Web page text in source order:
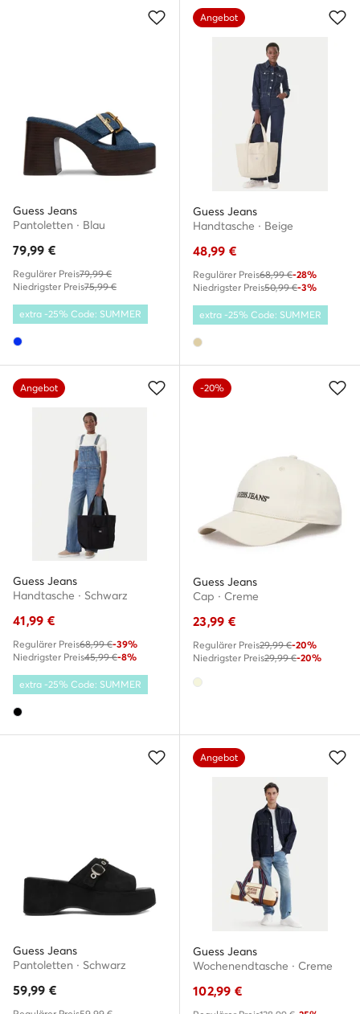
Guess Jeans
Pantoletten · Blau
79,99 €
Regulärer Preis79,99 €
Niedrigster Preis75,99 €
extra -25% Code: SUMMER
Angebot
Guess Jeans
Handtasche · Beige
48,99 €
Regulärer Preis68,99 €-28%
Niedrigster Preis50,99 €-3%
extra -25% Code: SUMMER
Angebot
Guess Jeans
Handtasche · Schwarz
41,99 €
Regulärer Preis68,99 €-39%
Niedrigster Preis45,99 €-8%
extra -25% Code: SUMMER
-20%
Guess Jeans
Cap · Creme
23,99 €
Regulärer Preis29,99 €-20%
Niedrigster Preis29,99 €-20%
Guess Jeans
Pantoletten · Schwarz
59,99 €
Angebot
Guess Jeans
Wochenendtasche · Creme
102,99 €